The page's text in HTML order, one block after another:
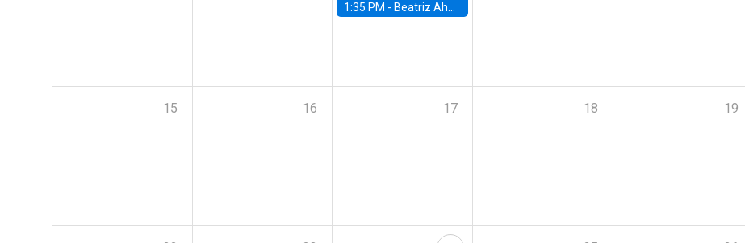
1:35 PM - Beatriz Ahumada, PhD candidate, Universidad de Pittsburgh
15 16 17 18 19